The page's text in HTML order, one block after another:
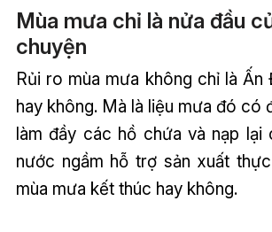
Mùa mưa chỉ là nửa đầu
chuyện
Rủi ro mùa mưa không chỉ là
hay không. Mà là liệu mưa đó có
làm đầy các hồ chứa và nạp lại
nước ngầm hỗ trợ sản xuất
mùa mưa kết thúc hay không.